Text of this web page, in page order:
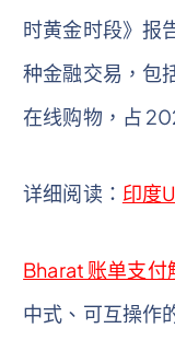
时黄金时段》报
种金融交易，包
在线购物，占
详细阅读： 印度
Bharat 账单支付
中式、可互操作